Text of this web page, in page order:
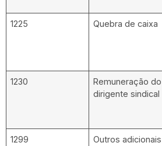
1225 Quebra de caixa
1230
Remuneração do
dirigente sindical
1299 Outros adicionais